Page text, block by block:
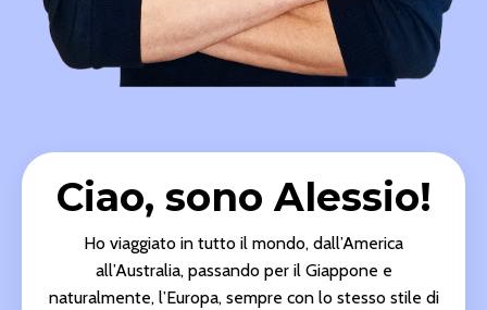
Ciao, sono Alessio!
Ho viaggiato in tutto il mondo, dall’America
all’Australia, passando per il Giappone e
naturalmente, l’Europa, sempre con lo stesso stile di